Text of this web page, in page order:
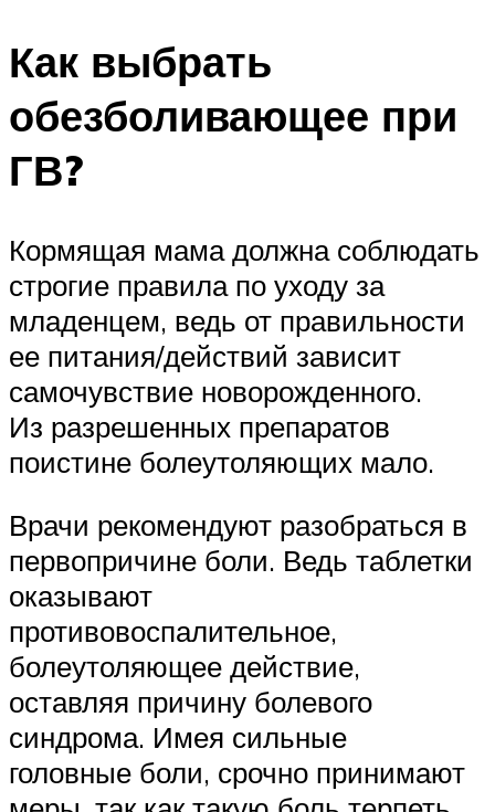
Как выбрать
обезболивающее при
ГВ?
Кормящая мама должна соблюдать
строгие правила по уходу за
младенцем, ведь от правильности
ее питания/действий зависит
самочувствие новорожденного.
Из разрешенных препаратов
поистине болеутоляющих мало.
Врачи рекомендуют разобраться в
первопричине боли. Ведь таблетки
оказывают
противовоспалительное,
болеутоляющее действие,
оставляя причину болевого
синдрома. Имея сильные
головные боли, срочно принимают